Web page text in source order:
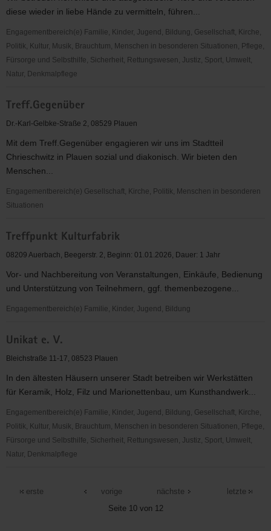
diese wieder in liebe Hände zu vermitteln, führen...
Engagementbereich(e) Familie, Kinder, Jugend, Bildung, Gesellschaft, Kirche,
Politik, Kultur, Musik, Brauchtum, Menschen in besonderen Situationen, Pflege,
Fürsorge und Selbsthilfe, Sicherheit, Rettungswesen, Justiz, Sport, Umwelt,
Natur, Denkmalpflege
"Vogtland"
e.V
Treff.Gegenüber
Dr.-Karl-Gelbke-Straße 2, 08529 Plauen
Mit dem Treff.Gegenüber engagieren wir uns im Stadtteil
Chrieschwitz in Plauen sozial und diakonisch. Wir bieten den
Menschen...
Engagementbereich(e) Gesellschaft, Kirche, Politik, Menschen in besonderen
Situationen
Treffpunkt Kulturfabrik
08209 Auerbach, Beegerstr. 2, Beginn: 01.01.2026, Dauer: 1 Jahr
Vor- und Nachbereitung von Veranstaltungen, Einkäufe, Bedienung
und Unterstützung von Teilnehmern, ggf. themenbezogene...
Engagementbereich(e) Familie, Kinder, Jugend, Bildung
Kulturfabrik
Unikat e. V.
Bleichstraße 11-17, 08523 Plauen
In den ältesten Häusern unserer Stadt betreiben wir Werkstätten
für Keramik, Holz, Filz und Marionettenbau, um Kunsthandwerk...
Engagementbereich(e) Familie, Kinder, Jugend, Bildung, Gesellschaft, Kirche,
Politik, Kultur, Musik, Brauchtum, Menschen in besonderen Situationen, Pflege,
Fürsorge und Selbsthilfe, Sicherheit, Rettungswesen, Justiz, Sport, Umwelt,
Natur, Denkmalpflege
erste
vorige
Seite 10 von 12
nächste letzte